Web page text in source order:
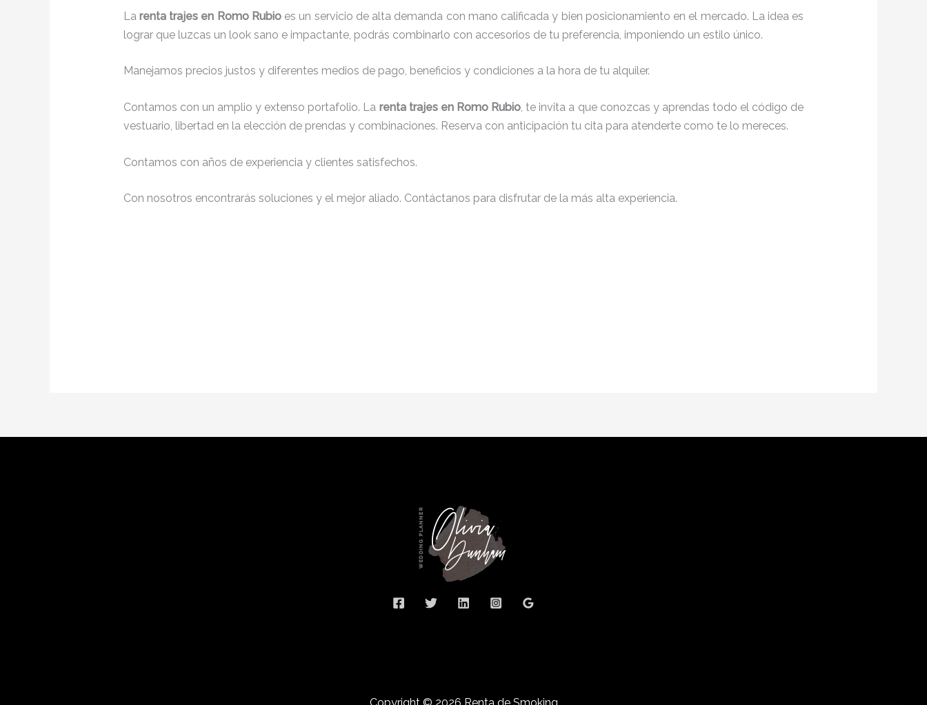
La renta trajes en Romo Rubio es un servicio de alta demanda con mano calificada y bien posicionamiento en el mercado. La idea es
lograr que luzcas un look sano e impactante, podrás combinarlo con accesorios de tu preferencia, imponiendo un estilo único.
Manejamos precios justos y diferentes medios de pago, beneficios y condiciones a la hora de tu alquiler.
Contamos con un amplio y extenso portafolio. La renta trajes en Romo Rubio, te invita a que conozcas y aprendas todo el código de
vestuario, libertad en la elección de prendas y combinaciones. Reserva con anticipación tu cita para atenderte como te lo mereces.
Contamos con años de experiencia y clientes satisfechos.
Con nosotros encontrarás soluciones y el mejor aliado. Contáctanos para disfrutar de la más alta experiencia.